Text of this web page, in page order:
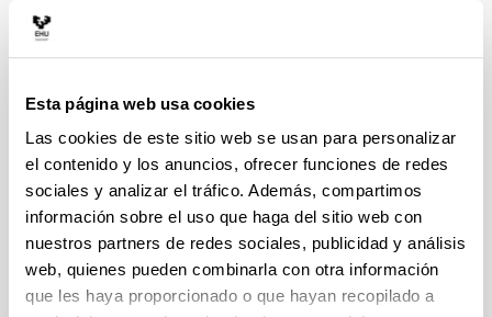
Esta página web usa cookies
Las cookies de este sitio web se usan para personalizar
el contenido y los anuncios, ofrecer funciones de redes
sociales y analizar el tráfico. Además, compartimos
información sobre el uso que haga del sitio web con
nuestros partners de redes sociales, publicidad y análisis
web, quienes pueden combinarla con otra información
que les haya proporcionado o que hayan recopilado a
Programa ELKARTEK 2020: Fase I. Ayudas a la
investigación colaborativa en áreas estratégicas
Plazo de presentación cerrado: 21/01/2020 - 13/02/2020 15:00
Plazo de presentación de solicitudes: del 21 de enero al 13 de
febrero de 2020 (15:00), ambos inclusive.
[IKERMUGIKORTASUNA] Programa de movilidad del
personal investigador doctor del Gobierno Vasco 2020
Ayudas para la realización de proyectos de investigación
básica y/o aplicada (PIBA) y ayudas a la investigación e
innovación tecnológica (PUE) 2020